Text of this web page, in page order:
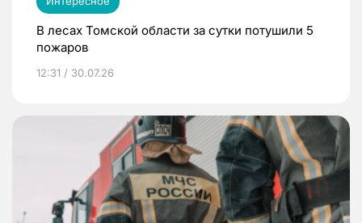
В лесах Томской области за сутки потушили 5
пожаров
12:31 / 30.07.26